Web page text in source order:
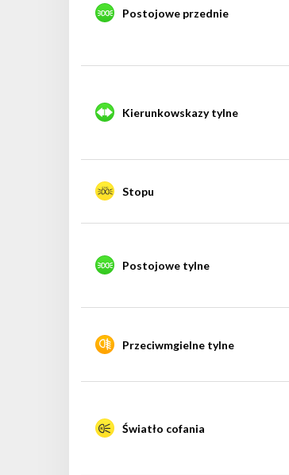
Postojowe przednie
Kierunkowskazy tylne
Stopu
Postojowe tylne
Przeciwmgielne tylne
Światło cofania